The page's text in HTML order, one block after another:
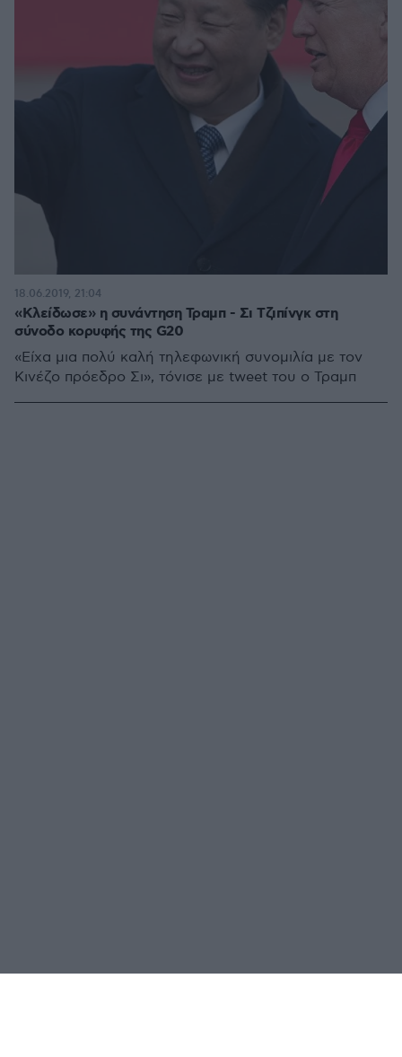
«Κλείδωσε» η συνάντηση Τραμπ - Σι Τζιπίνγκ στη
σύνοδο κορυφής της G20
«Είχα μια πολύ καλή τηλεφωνική συνομιλία με τον
Κινέζο πρόεδρο Σι», τόνισε με tweet του ο Τραμπ
18.06.2019, 21:04